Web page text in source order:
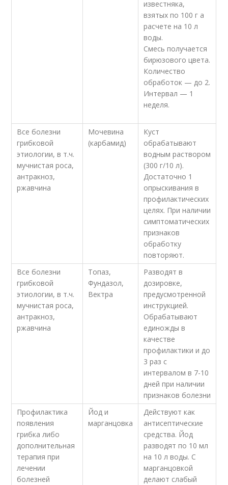
известняка,
взятых по 100 г а
расчете на 10 л
воды.
Смесь получается
бирюзового цвета.
Количество
обработок — до 2.
Интервал — 1
неделя.
Все болезни
грибковой
этиологии, в т.ч.
мучнистая роса,
антракноз,
ржавчина
Мочевина
(карбамид)
Куст
обрабатывают
водным раствором
(300 г/10 л).
Достаточно 1
опрыскивания в
профилактических
целях. При наличии
симптоматических
признаков
обработку
повторяют.
Все болезни
грибковой
этиологии, в т.ч.
мучнистая роса,
антракноз,
ржавчина
Топаз,
Фундазол,
Вектра
Разводят в
дозировке,
предусмотренной
инструкцией.
Обрабатывают
единожды в
качестве
профилактики и до
3 раз с
интервалом в 7-10
дней при наличии
признаков болезни
Профилактика
появления
грибка либо
дополнительная
терапия при
лечении
болезней
Йод и
марганцовка
Действуют как
антисептические
средства. Йод
разводят по 10 мл
на 10 л воды. С
марганцовкой
делают слабый